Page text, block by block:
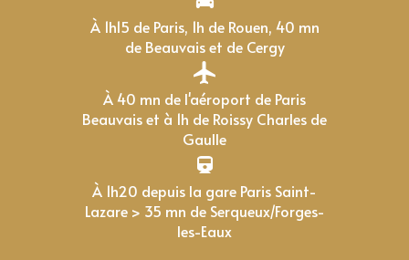
À 1h15 de Paris, 1h de Rouen, 40 mn
de Beauvais et de Cergy
À 40 mn de l'aéroport de Paris
Beauvais et à 1h de Roissy Charles de
Gaulle
À 1h20 depuis la gare Paris Saint-
Lazare > 35 mn de Serqueux/Forges-
les-Eaux